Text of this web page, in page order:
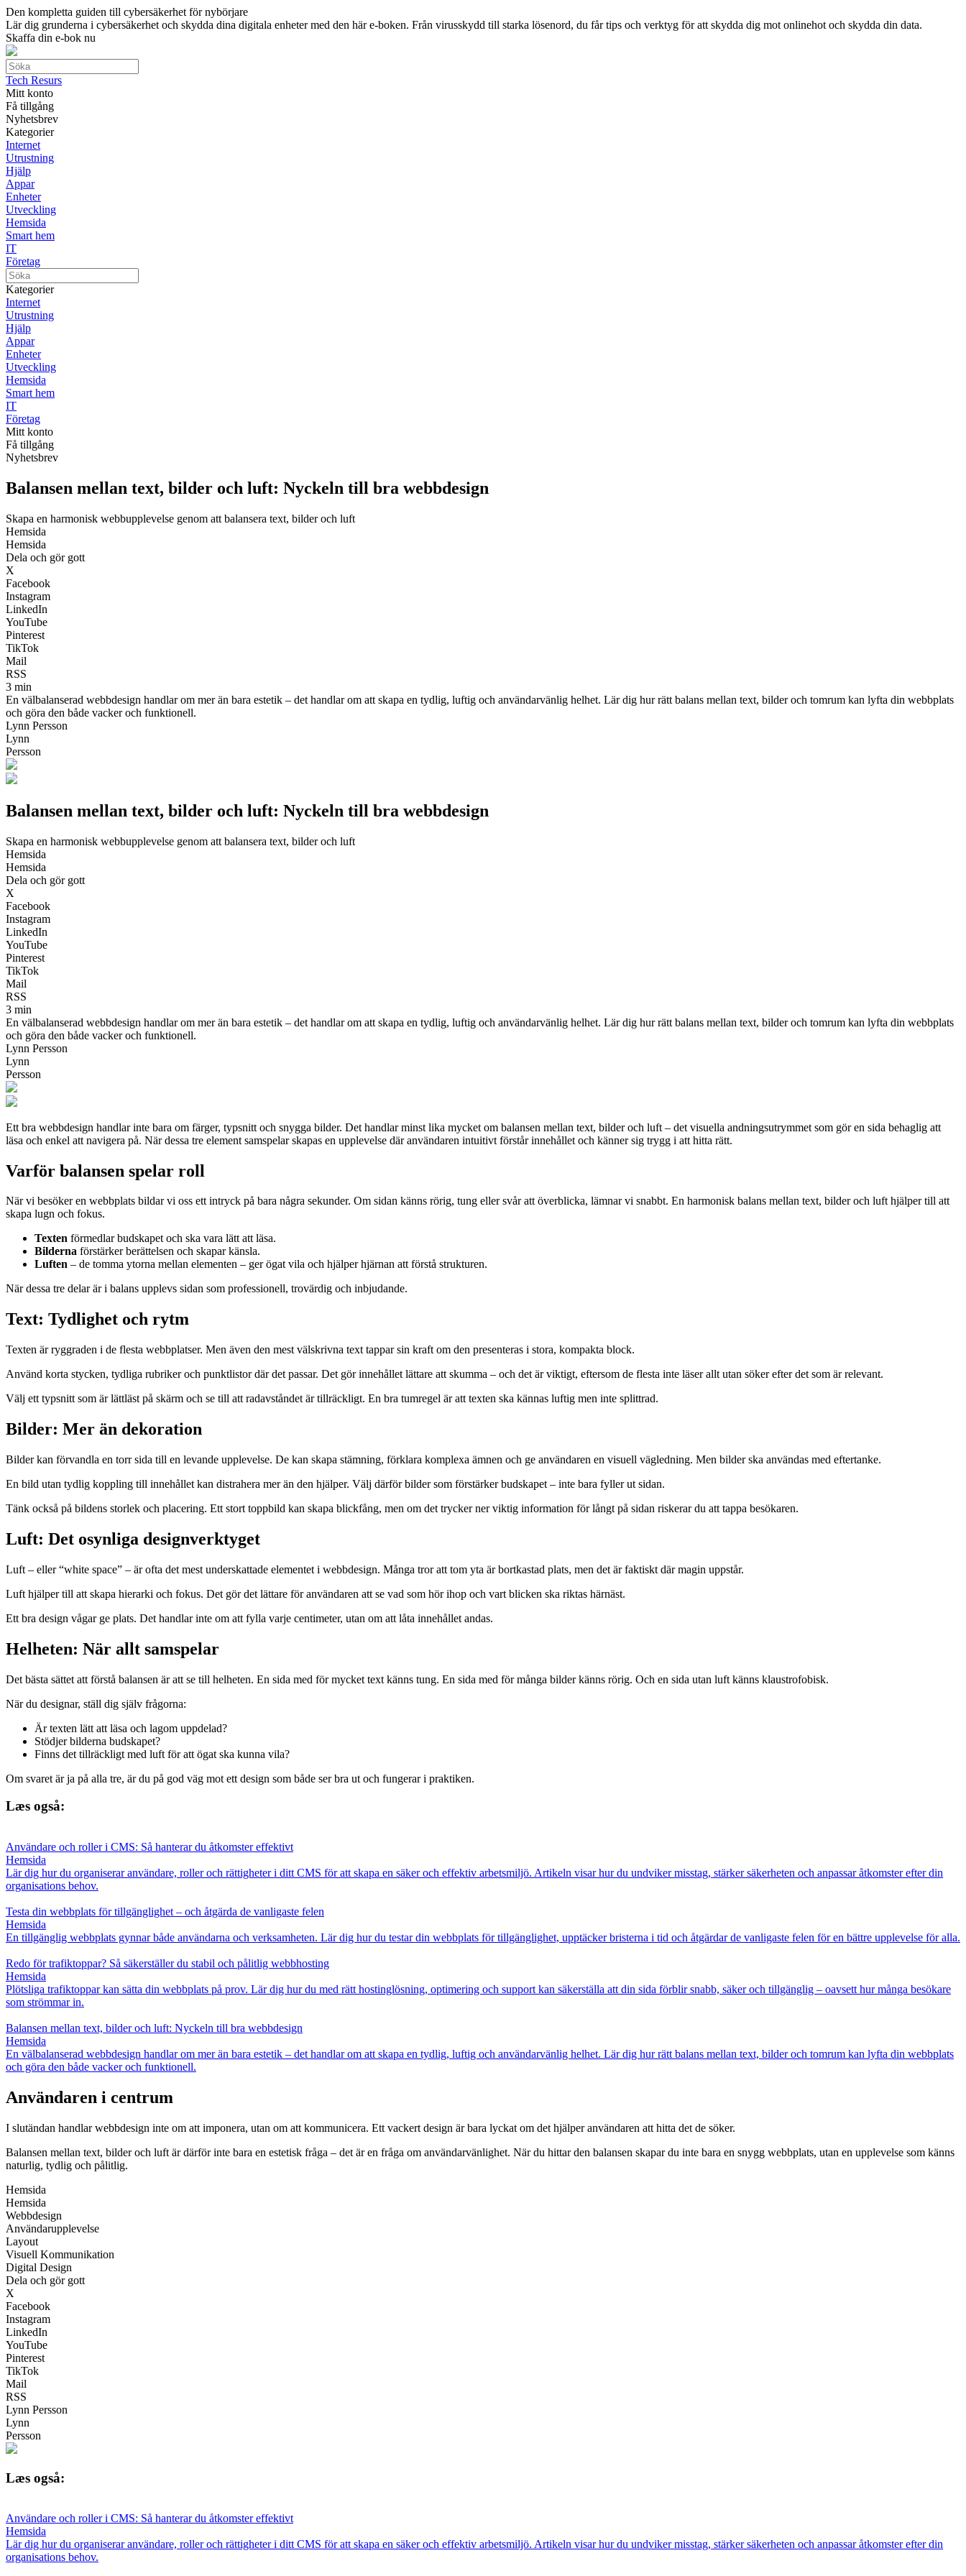
Den kompletta guiden till cybersäkerhet för nybörjare
Lär dig grunderna i cybersäkerhet och skydda dina digitala enheter med den här e-boken. Från virusskydd till starka lösenord, du får tips och verktyg för att skydda dig mot onlinehot och skydda din data.
Skaffa din e-bok nu
Tech Resurs
Mitt konto
Få tillgång
Nyhetsbrev
Kategorier
Internet
Utrustning
Hjälp
Appar
Enheter
Utveckling
Hemsida
Smart hem
IT
Företag
Kategorier
Internet
Utrustning
Hjälp
Appar
Enheter
Utveckling
Hemsida
Smart hem
IT
Företag
Mitt konto
Få tillgång
Nyhetsbrev
Balansen mellan text, bilder och luft: Nyckeln till bra webbdesign
Skapa en harmonisk webbupplevelse genom att balansera text, bilder och luft
Hemsida
Hemsida
Dela och gör gott
X
Facebook
Instagram
LinkedIn
YouTube
Pinterest
TikTok
Mail
RSS
3 min
En välbalanserad webbdesign handlar om mer än bara estetik – det handlar om att skapa en tydlig, luftig och användarvänlig helhet. Lär dig hur rätt balans mellan text, bilder och tomrum kan lyfta din webbplats
och göra den både vacker och funktionell.
Lynn Persson
Lynn
Persson
Balansen mellan text, bilder och luft: Nyckeln till bra webbdesign
Skapa en harmonisk webbupplevelse genom att balansera text, bilder och luft
Hemsida
Hemsida
Dela och gör gott
X
Facebook
Instagram
LinkedIn
YouTube
Pinterest
TikTok
Mail
RSS
3 min
En välbalanserad webbdesign handlar om mer än bara estetik – det handlar om att skapa en tydlig, luftig och användarvänlig helhet. Lär dig hur rätt balans mellan text, bilder och tomrum kan lyfta din webbplats
och göra den både vacker och funktionell.
Lynn Persson
Lynn
Persson
Ett bra webbdesign handlar inte bara om färger, typsnitt och snygga bilder. Det handlar minst lika mycket om balansen mellan text, bilder och luft – det visuella andningsutrymmet som gör en sida behaglig att
läsa och enkel att navigera på. När dessa tre element samspelar skapas en upplevelse där användaren intuitivt förstår innehållet och känner sig trygg i att hitta rätt.
Varför balansen spelar roll
När vi besöker en webbplats bildar vi oss ett intryck på bara några sekunder. Om sidan känns rörig, tung eller svår att överblicka, lämnar vi snabbt. En harmonisk balans mellan text, bilder och luft hjälper till att
skapa lugn och fokus.
Texten förmedlar budskapet och ska vara lätt att läsa.
Bilderna förstärker berättelsen och skapar känsla.
Luften – de tomma ytorna mellan elementen – ger ögat vila och hjälper hjärnan att förstå strukturen.
När dessa tre delar är i balans upplevs sidan som professionell, trovärdig och inbjudande.
Text: Tydlighet och rytm
Texten är ryggraden i de flesta webbplatser. Men även den mest välskrivna text tappar sin kraft om den presenteras i stora, kompakta block.
Använd korta stycken, tydliga rubriker och punktlistor där det passar. Det gör innehållet lättare att skumma – och det är viktigt, eftersom de flesta inte läser allt utan söker efter det som är relevant.
Välj ett typsnitt som är lättläst på skärm och se till att radavståndet är tillräckligt. En bra tumregel är att texten ska kännas luftig men inte splittrad.
Bilder: Mer än dekoration
Bilder kan förvandla en torr sida till en levande upplevelse. De kan skapa stämning, förklara komplexa ämnen och ge användaren en visuell vägledning. Men bilder ska användas med eftertanke.
En bild utan tydlig koppling till innehållet kan distrahera mer än den hjälper. Välj därför bilder som förstärker budskapet – inte bara fyller ut sidan.
Tänk också på bildens storlek och placering. Ett stort toppbild kan skapa blickfång, men om det trycker ner viktig information för långt på sidan riskerar du att tappa besökaren.
Luft: Det osynliga designverktyget
Luft – eller “white space” – är ofta det mest underskattade elementet i webbdesign. Många tror att tom yta är bortkastad plats, men det är faktiskt där magin uppstår.
Luft hjälper till att skapa hierarki och fokus. Det gör det lättare för användaren att se vad som hör ihop och vart blicken ska riktas härnäst.
Ett bra design vågar ge plats. Det handlar inte om att fylla varje centimeter, utan om att låta innehållet andas.
Helheten: När allt samspelar
Det bästa sättet att förstå balansen är att se till helheten. En sida med för mycket text känns tung. En sida med för många bilder känns rörig. Och en sida utan luft känns klaustrofobisk.
När du designar, ställ dig själv frågorna:
Är texten lätt att läsa och lagom uppdelad?
Stödjer bilderna budskapet?
Finns det tillräckligt med luft för att ögat ska kunna vila?
Om svaret är ja på alla tre, är du på god väg mot ett design som både ser bra ut och fungerar i praktiken.
Læs også:
Användare och roller i CMS: Så hanterar du åtkomster effektivt
Hemsida
Lär dig hur du organiserar användare, roller och rättigheter i ditt CMS för att skapa en säker och effektiv arbetsmiljö. Artikeln visar hur du undviker misstag, stärker säkerheten och anpassar åtkomster efter din
organisations behov.
Testa din webbplats för tillgänglighet – och åtgärda de vanligaste felen
Hemsida
En tillgänglig webbplats gynnar både användarna och verksamheten. Lär dig hur du testar din webbplats för tillgänglighet, upptäcker bristerna i tid och åtgärdar de vanligaste felen för en bättre upplevelse för alla.
Redo för trafiktoppar? Så säkerställer du stabil och pålitlig webbhosting
Hemsida
Plötsliga trafiktoppar kan sätta din webbplats på prov. Lär dig hur du med rätt hostinglösning, optimering och support kan säkerställa att din sida förblir snabb, säker och tillgänglig – oavsett hur många besökare
som strömmar in.
Balansen mellan text, bilder och luft: Nyckeln till bra webbdesign
Hemsida
En välbalanserad webbdesign handlar om mer än bara estetik – det handlar om att skapa en tydlig, luftig och användarvänlig helhet. Lär dig hur rätt balans mellan text, bilder och tomrum kan lyfta din webbplats
och göra den både vacker och funktionell.
Användaren i centrum
I slutändan handlar webbdesign inte om att imponera, utan om att kommunicera. Ett vackert design är bara lyckat om det hjälper användaren att hitta det de söker.
Balansen mellan text, bilder och luft är därför inte bara en estetisk fråga – det är en fråga om användarvänlighet. När du hittar den balansen skapar du inte bara en snygg webbplats, utan en upplevelse som känns
naturlig, tydlig och pålitlig.
Hemsida
Hemsida
Webbdesign
Användarupplevelse
Layout
Visuell Kommunikation
Digital Design
Dela och gör gott
X
Facebook
Instagram
LinkedIn
YouTube
Pinterest
TikTok
Mail
RSS
Lynn Persson
Lynn
Persson
Læs også:
Användare och roller i CMS: Så hanterar du åtkomster effektivt
Hemsida
Lär dig hur du organiserar användare, roller och rättigheter i ditt CMS för att skapa en säker och effektiv arbetsmiljö. Artikeln visar hur du undviker misstag, stärker säkerheten och anpassar åtkomster efter din
organisations behov.